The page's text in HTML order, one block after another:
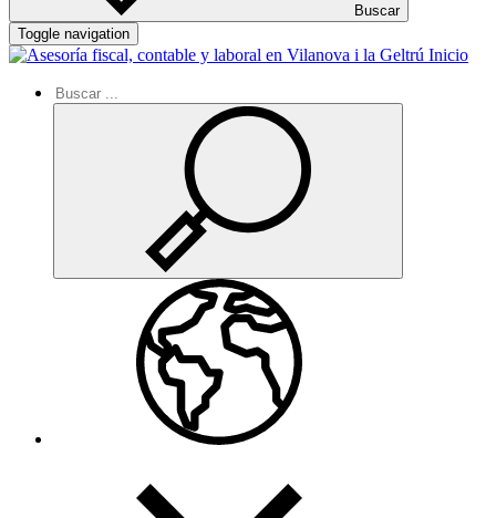
Buscar
Toggle navigation
Inicio